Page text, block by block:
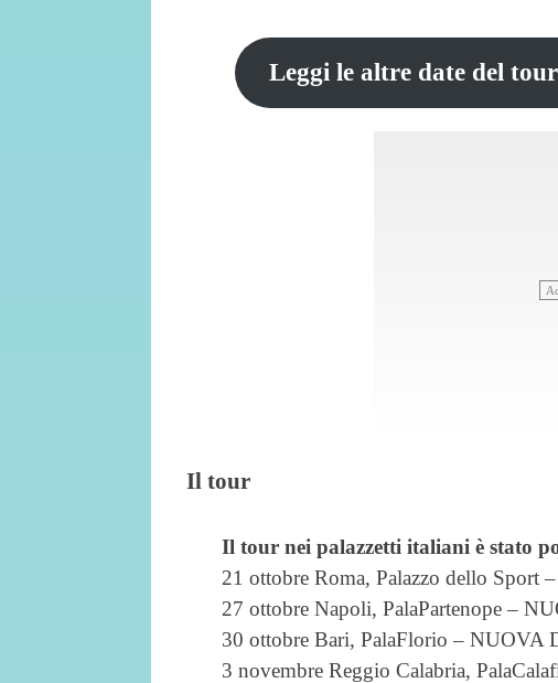
Leggi le altre date del
Il tour
Il tour nei palazzetti italiani è stato
21 ottobre Roma, Palazzo dello Sport
27 ottobre Napoli, PalaPartenope –
30 ottobre Bari, PalaFlorio – NUOVA
3 novembre Reggio Calabria,